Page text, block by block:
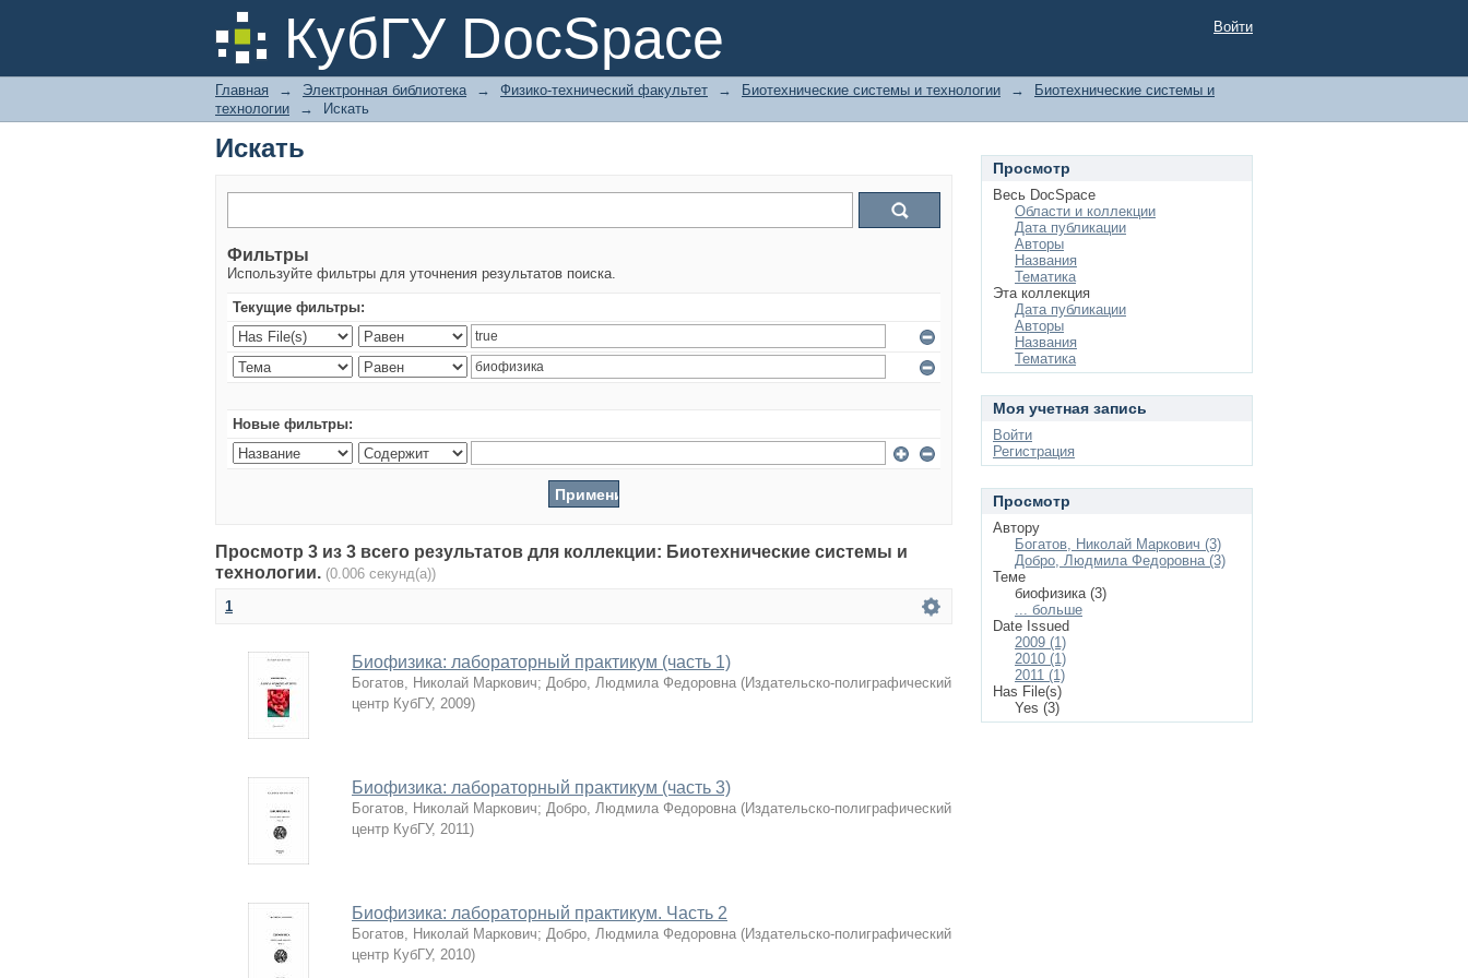
КубГУ DocSpace
Искать Войти
Главная → Электронная библиотека → Физико-технический факультет → Биотехнические системы и технологии →
Биотехнические системы и
технологии
→ Искать
Искать
Фильтры
Используйте фильтры для уточнения результатов поиска.
Текущие фильтры:
Новые фильтры:
Просмотр 3 из 3 всего результатов для коллекции: Биотехнические системы и
технологии. (0.006 секунд(а))
1
Биофизика: лабораторный практикум (часть 1)
Богатов, Николай Маркович; Добро, Людмила Федоровна (Издательско-полиграфический
центр КубГУ, 2009)
Биофизика: лабораторный практикум (часть 3)
Богатов, Николай Маркович; Добро, Людмила Федоровна (Издательско-полиграфический
центр КубГУ, 2011)
Биофизика: лабораторный практикум. Часть 2
Богатов, Николай Маркович; Добро, Людмила Федоровна (Издательско-полиграфический
центр КубГУ, 2010)
Просмотр
Весь DocSpace
Области и коллекции
Дата публикации
Авторы
Названия
Тематика
Эта коллекция
Дата публикации
Авторы
Названия
Тематика
Моя учетная запись
Войти
Регистрация
Просмотр
Автору
Богатов, Николай Маркович (3)
Добро, Людмила Федоровна (3)
Теме
биофизика (3)
... больше
Date Issued
2009 (1)
2010 (1)
2011 (1)
Has File(s)
Yes (3)